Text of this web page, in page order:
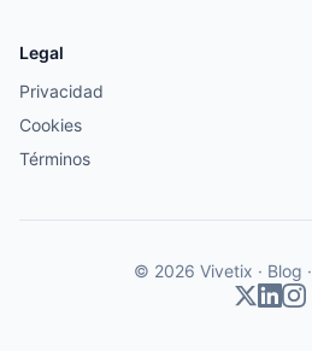
Legal
Privacidad
Cookies
Términos
© 2026 Vivetix · Blog ·